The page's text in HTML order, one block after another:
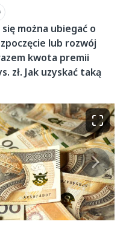
można ubiegać o
lub rozwój
kwota premii
zł. Jak uzyskać taką